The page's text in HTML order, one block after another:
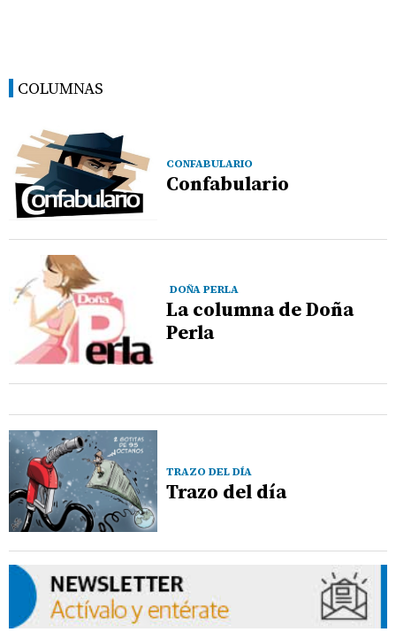
COLUMNAS
CONFABULARIO
Confabulario
DOÑA PERLA
La columna de Doña
Perla
TRAZO DEL DÍA
Trazo del día